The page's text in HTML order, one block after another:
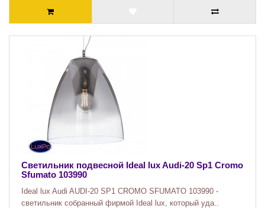
Светильник подвесной Ideal lux Audi-20 Sp1 Cromo
Sfumato 103990
Ideal lux Audi AUDI-20 SP1 CROMO SFUMATO 103990 -
светильник собранный фирмой Ideal lux, который уда..